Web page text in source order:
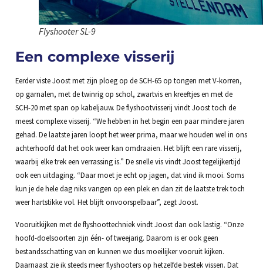
Flyshooter SL-9
Een complexe visserij
Eerder viste Joost met zijn ploeg op de SCH-65 op tongen met V-korren,
op garnalen, met de twinrig op schol, zwartvis en kreeftjes en met de
SCH-20 met span op kabeljauw. De flyshootvisserij vindt Joost toch de
meest complexe visserij. “We hebben in het begin een paar mindere jaren
gehad. De laatste jaren loopt het weer prima, maar we houden wel in ons
achterhoofd dat het ook weer kan omdraaien. Het blijft een rare visserij,
waarbij elke trek een verrassing is.” De snelle vis vindt Joost tegelijkertijd
ook een uitdaging. “Daar moet je echt op jagen, dat vind ik mooi. Soms
kun je de hele dag niks vangen op een plek en dan zit de laatste trek toch
weer hartstikke vol. Het blijft onvoorspelbaar”, zegt Joost.
Vooruitkijken met de flyshoottechniek vindt Joost dan ook lastig. “Onze
hoofd-doelsoorten zijn één- of tweejarig. Daarom is er ook geen
bestandsschatting van en kunnen we dus moeilijker vooruit kijken.
Daarnaast zie ik steeds meer flyshooters op hetzelfde bestek vissen. Dat